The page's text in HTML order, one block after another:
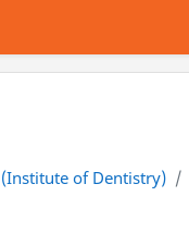
of Dentistry)